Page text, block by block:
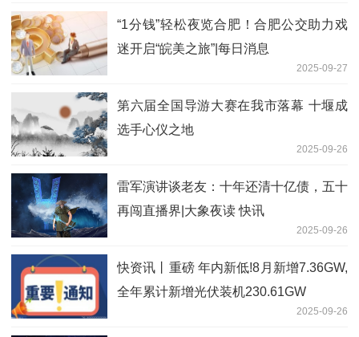
“1分钱”轻松夜览合肥！合肥公交助力戏
迷开启“皖美之旅”|每日消息
2025-09-27
第六届全国导游大赛在我市落幕 十堰成
选手心仪之地
2025-09-26
雷军演讲谈老友：十年还清十亿债，五十
再闯直播界|大象夜读 快讯
2025-09-26
快资讯丨重磅 年内新低!8月新增7.36GW,
全年累计新增光伏装机230.61GW
2025-09-26